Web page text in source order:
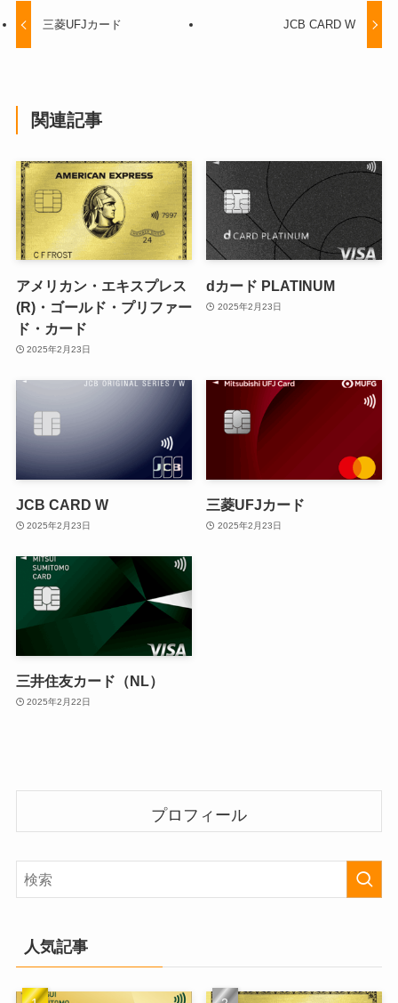
三菱UFJカード JCB CARD W
関連記事
アメリカン・エキスプレス
(R)・ゴールド・プリファー
ド・カード
2025年2月23日
dカード PLATINUM
2025年2月23日
JCB CARD W
2025年2月23日
三菱UFJカード
2025年2月23日
三井住友カード（NL）
2025年2月22日
プロフィール
人気記事